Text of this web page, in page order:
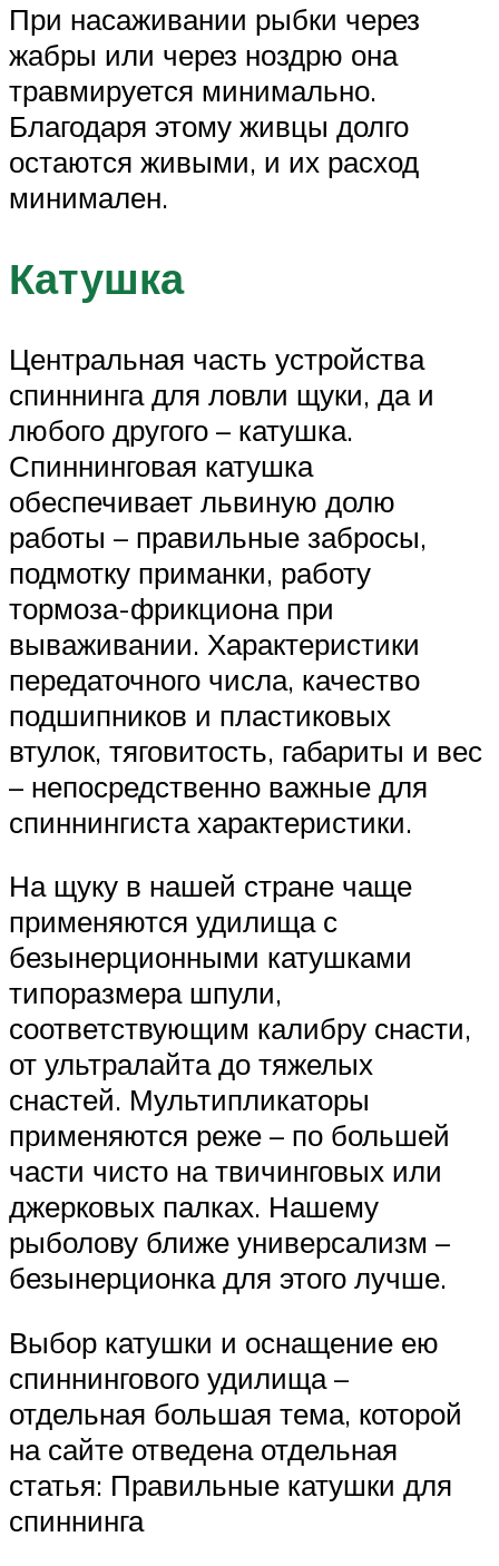
При насаживании рыбки через
жабры или через ноздрю она
травмируется минимально.
Благодаря этому живцы долго
остаются живыми, и их расход
минимален.
Катушка
Центральная часть устройства
спиннинга для ловли щуки, да и
любого другого – катушка.
Спиннинговая катушка
обеспечивает львиную долю
работы – правильные забросы,
подмотку приманки, работу
тормоза-фрикциона при
вываживании. Характеристики
передаточного числа, качество
подшипников и пластиковых
втулок, тяговитость, габариты и вес
– непосредственно важные для
спиннингиста характеристики.
На щуку в нашей стране чаще
применяются удилища с
безынерционными катушками
типоразмера шпули,
соответствующим калибру снасти,
от ультралайта до тяжелых
снастей. Мультипликаторы
применяются реже – по большей
части чисто на твичинговых или
джерковых палках. Нашему
рыболову ближе универсализм –
безынерционка для этого лучше.
Выбор катушки и оснащение ею
спиннингового удилища –
отдельная большая тема, которой
на сайте отведена отдельная
статья: Правильные катушки для
спиннинга